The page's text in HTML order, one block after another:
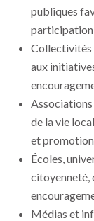
publiques
Collectivités
aux
de la vie
et promotion
Écoles,
citoyenneté,
Médias et